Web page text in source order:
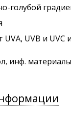
голубой
UVB и UVC
инф. материалы